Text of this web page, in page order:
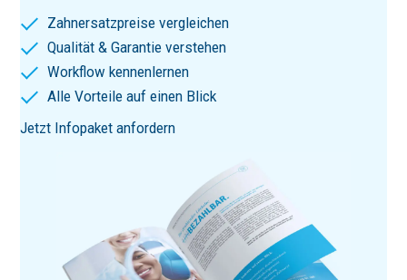
Zahnersatzpreise vergleichen
Qualität & Garantie verstehen
Workflow kennenlernen
Alle Vorteile auf einen Blick
Jetzt Infopaket anfordern